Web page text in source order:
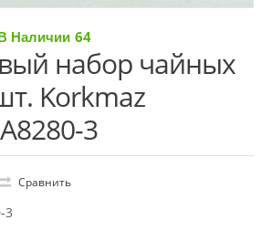
64
набор чайных
Korkmaz
3
Сравнить
3